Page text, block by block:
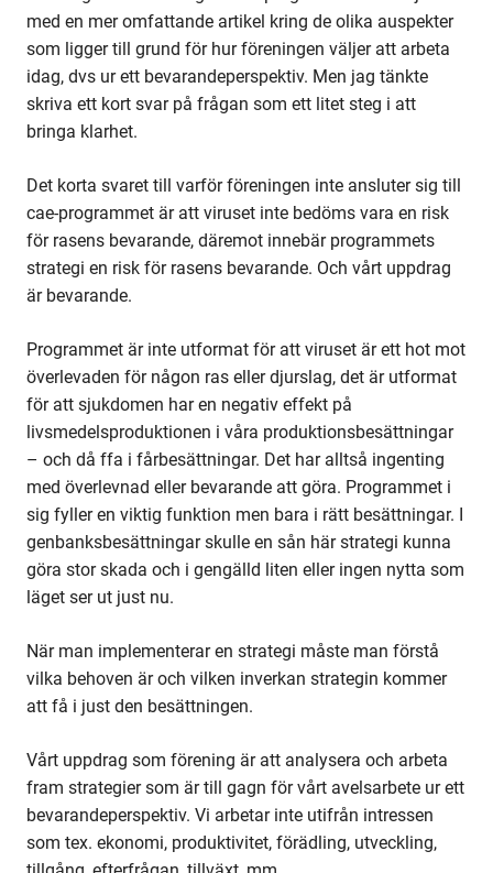
med en mer omfattande artikel kring de olika auspekter
som ligger till grund för hur föreningen väljer att arbeta
idag, dvs ur ett bevarandeperspektiv. Men jag tänkte
skriva ett kort svar på frågan som ett litet steg i att
bringa klarhet.
Det korta svaret till varför föreningen inte ansluter sig till
cae-programmet är att viruset inte bedöms vara en risk
för rasens bevarande, däremot innebär programmets
strategi en risk för rasens bevarande. Och vårt uppdrag
är bevarande.
Programmet är inte utformat för att viruset är ett hot mot
överlevaden för någon ras eller djurslag, det är utformat
för att sjukdomen har en negativ effekt på
livsmedelsproduktionen i våra produktionsbesättningar
– och då ffa i fårbesättningar. Det har alltså ingenting
med överlevnad eller bevarande att göra. Programmet i
sig fyller en viktig funktion men bara i rätt besättningar. I
genbanksbesättningar skulle en sån här strategi kunna
göra stor skada och i gengälld liten eller ingen nytta som
läget ser ut just nu.
När man implementerar en strategi måste man förstå
vilka behoven är och vilken inverkan strategin kommer
att få i just den besättningen.
Vårt uppdrag som förening är att analysera och arbeta
fram strategier som är till gagn för vårt avelsarbete ur ett
bevarandeperspektiv. Vi arbetar inte utifrån intressen
som tex. ekonomi, produktivitet, förädling, utveckling,